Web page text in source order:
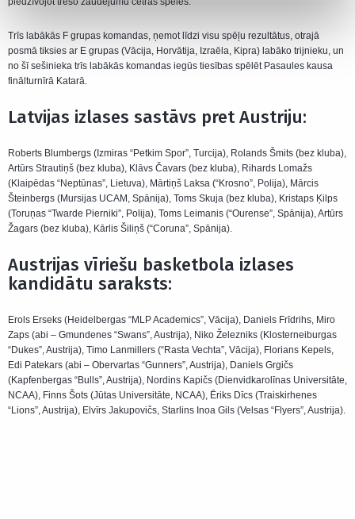
Trīs labākās F grupas komandas, ņemot līdzi visu spēļu rezultātus, otrajā
posmā tiksies ar E grupas (Vācija, Horvātija, Izraēla, Kipra) labāko trijnieku, un
no šī sešinieka trīs labākās komandas iegūs tiesības spēlēt Pasaules kausa
finālturnīrā Katarā.
Latvijas izlases sastāvs pret Austriju:
Roberts Blumbergs (Izmiras “Petkim Spor”, Turcija), Rolands Šmits (bez kluba),
Artūrs Strautiņš (bez kluba), Klāvs Čavars (bez kluba), Rihards Lomažs
(Klaipēdas “Neptūnas”, Lietuva), Mārtiņš Laksa (“Krosno”, Polija), Mārcis
Šteinbergs (Mursijas UCAM, Spānija), Toms Skuja (bez kluba), Kristaps Ķilps
(Toruņas “Twarde Pierniki”, Polija), Toms Leimanis (“Ourense”, Spānija), Artūrs
Žagars (bez kluba), Kārlis Šiliņš (“Coruna”, Spānija).
Austrijas vīriešu basketbola izlases
kandidātu saraksts:
Erols Erseks (Heidelbergas “MLP Academics”, Vācija), Daniels Frīdrihs, Miro
Zaps (abi – Gmundenes “Swans”, Austrija), Niko Železniks (Klosterneiburgas
“Dukes”, Austrija), Timo Lanmillers (“Rasta Vechta”, Vācija), Florians Kepels,
Edi Patekars (abi – Obervartas “Gunners”, Austrija), Daniels Grgičs
(Kapfenbergas “Bulls”, Austrija), Nordins Kapičs (Dienvidkarolīnas Universitāte,
NCAA), Finns Šots (Jūtas Universitāte, NCAA), Ēriks Dīcs (Traiskirhenes
“Lions”, Austrija), Elvīrs Jakupovičs, Starlins Inoa Gils (Velsas “Flyers”, Austrija).